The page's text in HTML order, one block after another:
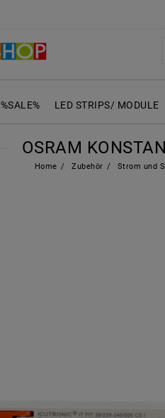
%SALE% LED STRIPS/ MODULE
OSRAM
Home Zubehör Strom und